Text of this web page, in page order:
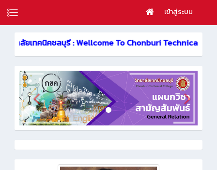
เข้าสู่ระบบ
ลัยเทคนิคชลบุรี : Wellcome To Chonburi Technical